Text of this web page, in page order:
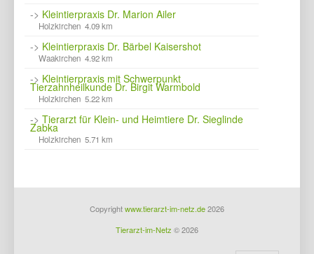
-> Kleintierpraxis Dr. Marion Ailer
Holzkirchen 4.09 km
-> Kleintierpraxis Dr. Bärbel Kaisershot
Waakirchen 4.92 km
-> Kleintierpraxis mit Schwerpunkt
Tierzahnheilkunde Dr. Birgit Warmbold
Holzkirchen 5.22 km
-> Tierarzt für Klein- und Heimtiere Dr. Sieglinde
Zabka
Holzkirchen 5.71 km
Copyrightwww.tierarzt-im-netz.de2026
Tierarzt-im-Netz © 2026